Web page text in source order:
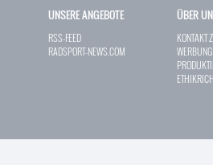
UNSERE ANGEBOTE
RSS-FEED
RADSPORT-NEWS.COM
ÜBER
KONTAKT